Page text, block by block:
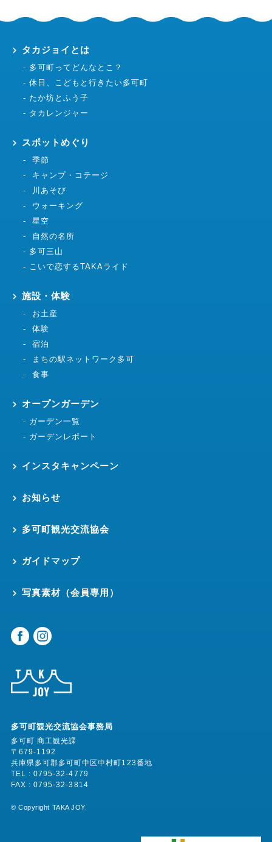
タカジョイとは
多可町ってどんなとこ？
休日、こどもと行きたい多可町
たか坊とふう子
タカレンジャー
スポットめぐり
季節
キャンプ・コテージ
川あそび
ウォーキング
星空
自然の名所
多可三山
こいで恋するTAKAライド
施設・体験
お土産
体験
宿泊
まちの駅ネットワーク多可
食事
オープンガーデン
ガーデン一覧
ガーデンレポート
インスタキャンペーン
お知らせ
多可町観光交流協会
ガイドマップ
写真素材（会員専用）
多可町観光交流協会事務局
多可町 商工観光課
〒679-1192
兵庫県多可郡多可町中区中村町123番地
TEL : 0795-32-4779
FAX : 0795-32-3814
©︎ Copyright TAKA JOY.